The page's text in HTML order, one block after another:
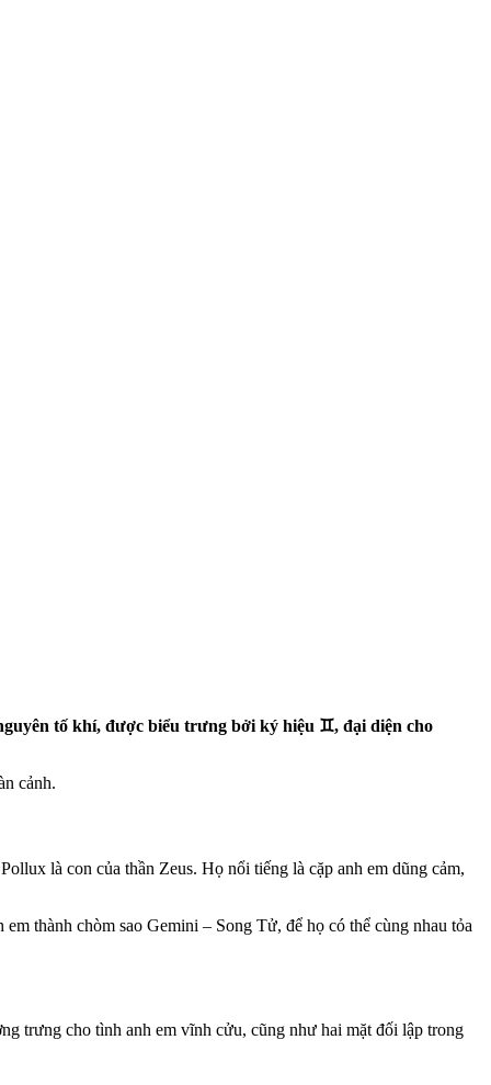
tố khí, được biểu trưng bởi ký hiệu ♊︎, đại diện cho
cảnh.
là con của thần Zeus. Họ nổi tiếng là cặp anh em dũng cảm,
thành chòm sao Gemini – Song Tử, để họ có thể cùng nhau tỏa
trưng cho tình anh em vĩnh cửu, cũng như hai mặt đối lập trong